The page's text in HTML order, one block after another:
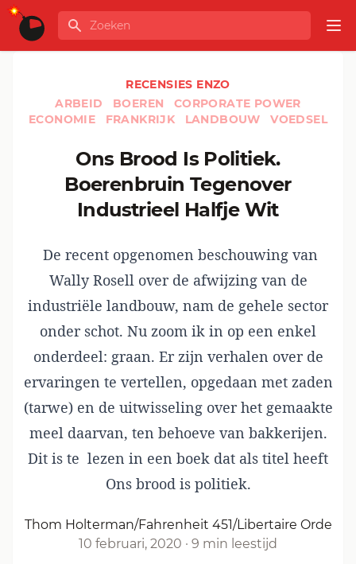
Ga naar de inhoud
GLOBALINFO
Zoeken
RECENSIES ENZO
ARBEID
BOEREN
CORPORATE POWER
ECONOMIE
FRANKRIJK LANDBOUW VOEDSEL
Ons Brood Is Politiek.
Boerenbruin Tegenover
Industrieel Halfje Wit
De recent opgenomen beschouwing van
Wally Rosell over de afwijzing van de
industriële landbouw, nam de gehele sector
onder schot. Nu zoom ik in op een enkel
onderdeel: graan. Er zijn verhalen over de
ervaringen te vertellen, opgedaan met zaden
(tarwe) en de uitwisseling over het gemaakte
meel daarvan, ten behoeve van bakkerijen.
Dit is te lezen in een boek dat als titel heeft
Ons brood is politiek.
Thom Holterman/Fahrenheit 451/Libertaire Orde
10 februari, 2020 · 9 min leestijd